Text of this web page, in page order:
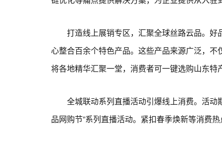
打造线上展销专区，汇聚全球丝路云品。好
心整合百余个特色产品。这些产品来源广泛，
将各地精华汇聚一堂，消费者可一键选购山东特
全城联动系列直播活动引爆线上消费。活动
品网购节”系列直播活动。紧扣春季焕新等消费